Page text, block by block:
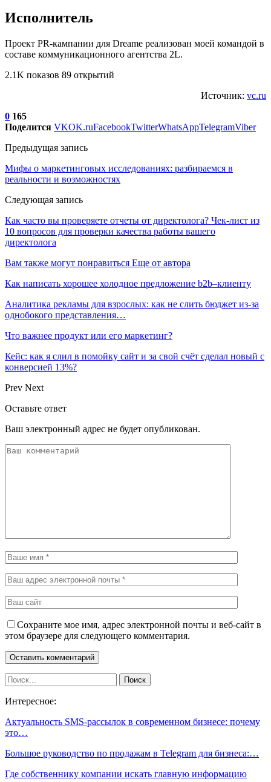
Исполнитель
Проект PR-кампании для Dreame реализован моей командой в
составе коммуникационного агентства 2L.
2.1K показов 89 открытий
Источник: vc.ru
0 165
Поделится VKOK.ruFacebookTwitterWhatsAppTelegramViber
Предыдущая запись
Мифы о маркетинговых исследованиях: разбираемся в
реальности и возможностях
Следующая запись
Как часто вы проверяете отчеты от директолога? Чек-лист из
10 вопросов для проверки качества работы вашего
директолога
Вам также могут понравиться Еще от автора
Как написать хорошее холодное предложение b2b–клиенту
Аналитика рекламы для взрослых: как не слить бюджет из-за
однобокого представления…
Что важнее продукт или его маркетинг?
Кейс: как я слил в помойку сайт и за свой счёт сделал новый с
конверсией 13%?
Prev Next
Оставьте ответ
Ваш электронный адрес не будет опубликован.
Сохраните мое имя, адрес электронной почты и веб-сайт в
этом браузере для следующего комментария.
Интересное:
Актуальность SMS-рассылок в современном бизнесе: почему
это…
Большое руководство по продажам в Telegram для бизнеса:…
Где собственнику компании искать главную информацию